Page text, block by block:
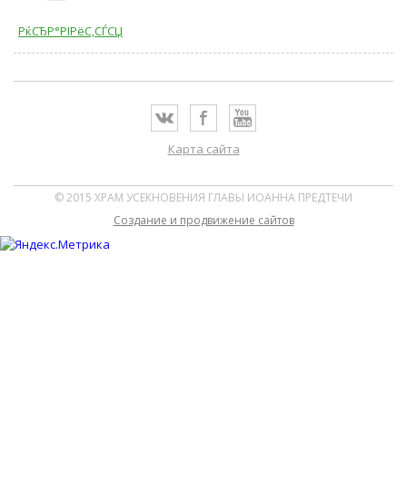
РќСЂР°РІРёС‚СЃСЏ
Карта сайта
© 2015 ХРАМ УСЕКНОВЕНИЯ ГЛАВЫ ИОАННА ПРЕДТЕЧИ
Cоздание и продвижение сайтов